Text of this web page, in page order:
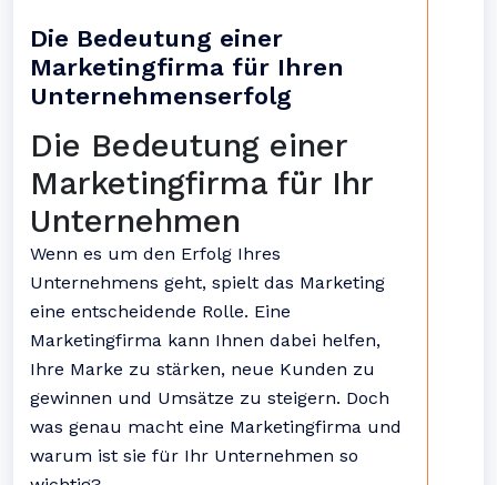
Die Bedeutung einer
Marketingfirma für Ihren
Unternehmenserfolg
Die Bedeutung einer
Marketingfirma für Ihr
Unternehmen
Wenn es um den Erfolg Ihres
Unternehmens geht, spielt das Marketing
eine entscheidende Rolle. Eine
Marketingfirma kann Ihnen dabei helfen,
Ihre Marke zu stärken, neue Kunden zu
gewinnen und Umsätze zu steigern. Doch
was genau macht eine Marketingfirma und
warum ist sie für Ihr Unternehmen so